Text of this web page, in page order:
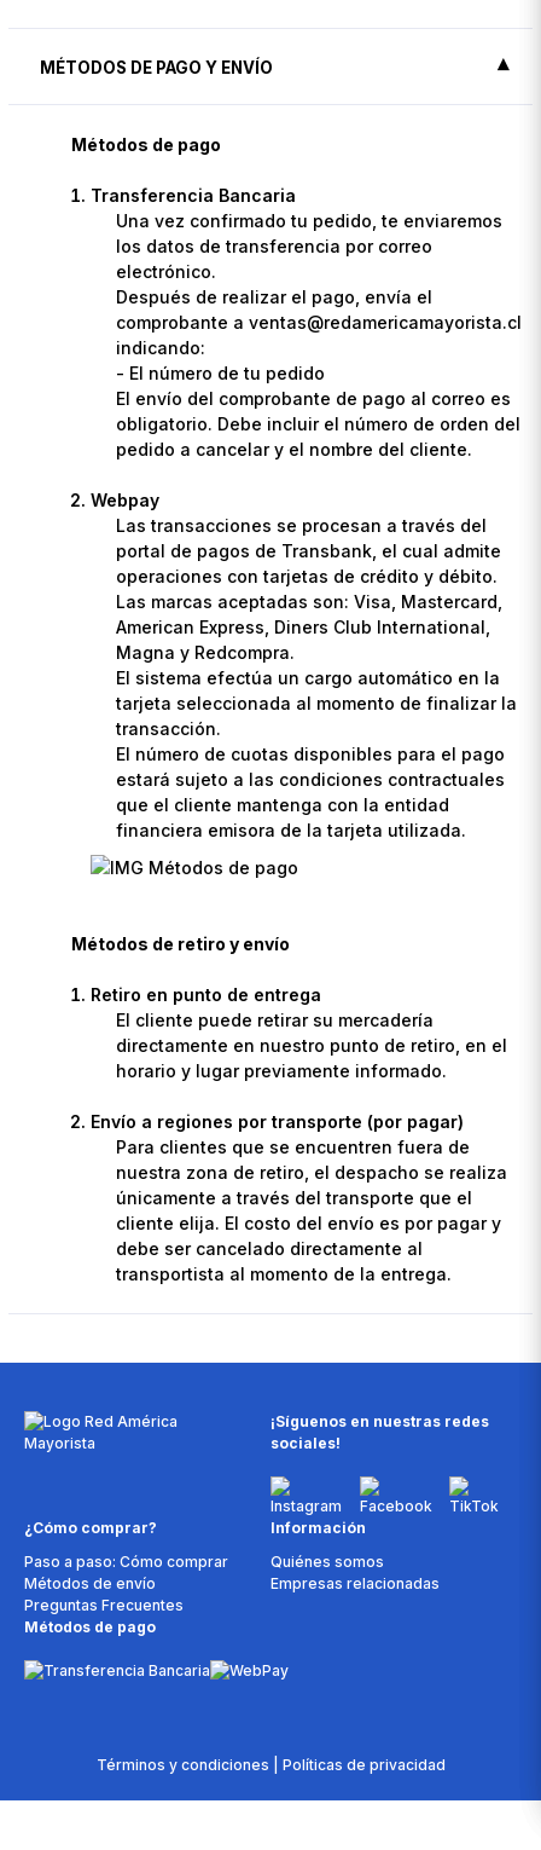
MÉTODOS DE PAGO Y ENVÍO
Métodos de pago
Transferencia Bancaria
Una vez confirmado tu pedido, te enviaremos
los datos de transferencia por correo
electrónico.
Después de realizar el pago, envía el
comprobante a ventas@redamericamayorista.cl
indicando:
- El número de tu pedido
El envío del comprobante de pago al correo es
obligatorio. Debe incluir el número de orden del
pedido a cancelar y el nombre del cliente.
Webpay
Las transacciones se procesan a través del
portal de pagos de Transbank, el cual admite
operaciones con tarjetas de crédito y débito.
Las marcas aceptadas son: Visa, Mastercard,
American Express, Diners Club International,
Magna y Redcompra.
El sistema efectúa un cargo automático en la
tarjeta seleccionada al momento de finalizar la
transacción.
El número de cuotas disponibles para el pago
estará sujeto a las condiciones contractuales
que el cliente mantenga con la entidad
financiera emisora de la tarjeta utilizada.
Métodos de retiro y envío
Retiro en punto de entrega
El cliente puede retirar su mercadería
directamente en nuestro punto de retiro, en el
horario y lugar previamente informado.
Envío a regiones por transporte (por pagar)
Para clientes que se encuentren fuera de
nuestra zona de retiro, el despacho se realiza
únicamente a través del transporte que el
cliente elija. El costo del envío es por pagar y
debe ser cancelado directamente al
transportista al momento de la entrega.
¡Síguenos en nuestras redes
sociales!
¿Cómo comprar?
Paso a paso: Cómo comprar
Métodos de envío
Preguntas Frecuentes
Información
Quiénes somos
Empresas relacionadas
Métodos de pago
Términos y condiciones | Políticas de privacidad